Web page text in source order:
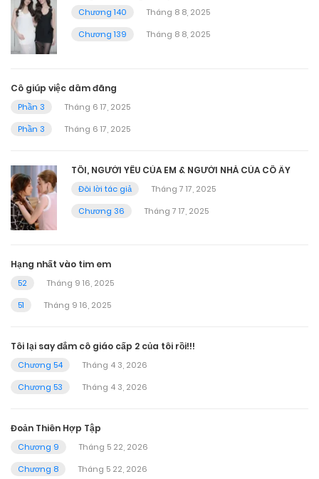
Chương 140
Tháng 8 8, 2025
Chương 139
Tháng 8 8, 2025
Cô giúp việc dâm đãng
Phần 3
Tháng 6 17, 2025
Phần 3
Tháng 6 17, 2025
TÔI, NGƯỜI YÊU CỦA EM & NGƯỜI NHÀ CỦA CÔ ẤY
Đôi lời tác giả
Tháng 7 17, 2025
Chương 36
Tháng 7 17, 2025
Hạng nhất vào tim em
52
Tháng 9 16, 2025
51
Tháng 9 16, 2025
Tôi lại say đắm cô giáo cấp 2 của tôi rồi!!!
Chương 54
Tháng 4 3, 2026
Chương 53
Tháng 4 3, 2026
Đoản Thiên Hợp Tập
Chương 9
Tháng 5 22, 2026
Chương 8
Tháng 5 22, 2026